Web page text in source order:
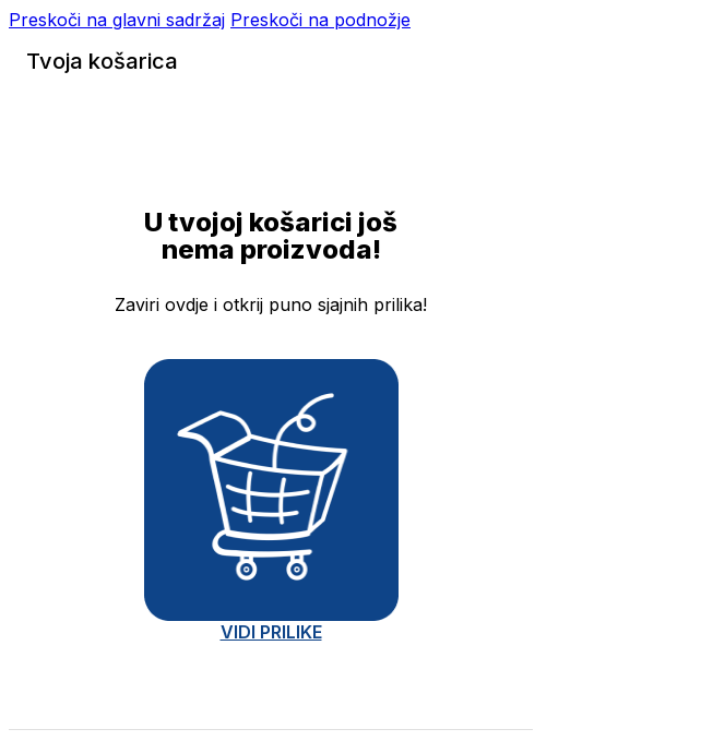
Preskoči na glavni sadržaj Preskoči na podnožje
Tvoja košarica
U tvojoj košarici još
nema proizvoda!
Zaviri ovdje i otkrij puno sjajnih prilika!
VIDI PRILIKE